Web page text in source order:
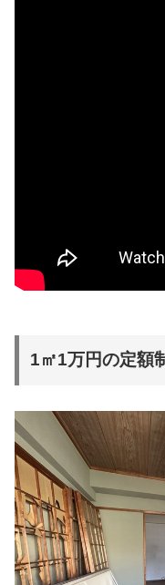
1㎡1万円の定額